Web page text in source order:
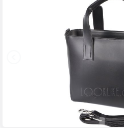
НОВИНКИ СУМОК И
ДЛЯ МУЖЧИН
ТОВАРЫ СО СКИДКОЙ